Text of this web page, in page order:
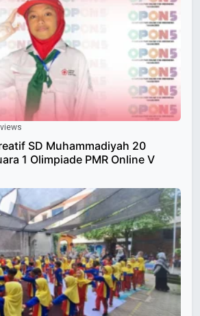
SD Muhammadiyah 20
1 Olimpiade PMR Online V